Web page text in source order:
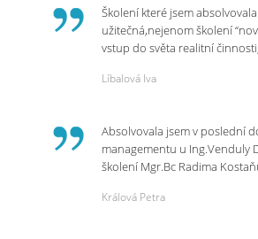
Školení které jsem
užitečná,nejenom školení
vstup do světa realitní
p.Vendulce která s nesmírnou
potřebná školení,která Realitní
Líbalová Iva
Absolvovala jsem v poslední
managementu u Ing.Venduly
školení Mgr.Bc Radima
práci a na život.
Králová Petra